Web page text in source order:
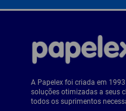
A Papelex foi criada em
soluções otimizadas a seus
todos os suprimentos